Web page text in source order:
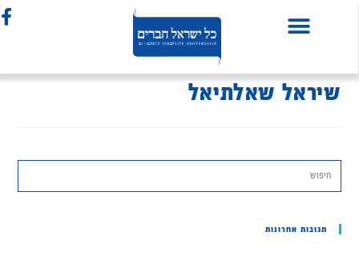
שיראל שאלתיאל
תגובות אחרונות